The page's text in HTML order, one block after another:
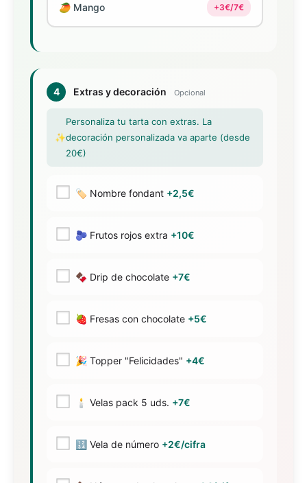
🥭 Mango +3€/7€
4 Extras y decoración Opcional
✨
Personaliza tu tarta con extras. La
decoración personalizada va aparte (desde
20€)
🏷️ Nombre fondant +2,5€
🫐 Frutos rojos extra +10€
🍫 Drip de chocolate +7€
🍓 Fresas con chocolate +5€
🎉 Topper "Felicidades" +4€
🕯️ Velas pack 5 uds. +7€
🔢 Vela de número +2€/cifra